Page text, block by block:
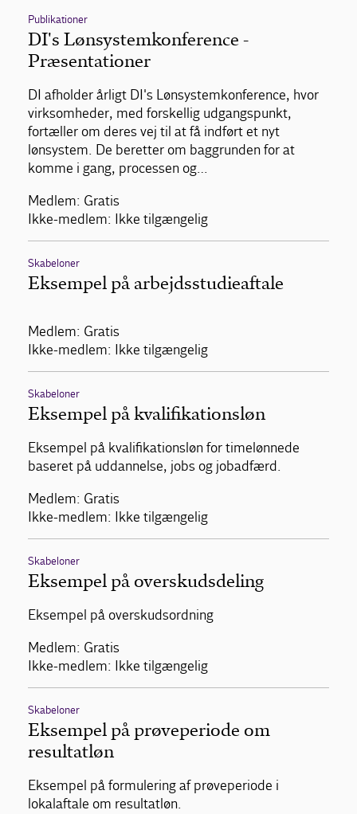
Publikationer
DI's Lønsystemkonference -
Præsentationer
DI afholder årligt DI's Lønsystemkonference, hvor
virksomheder, med forskellig udgangspunkt,
fortæller om deres vej til at få indført et nyt
lønsystem. De beretter om baggrunden for at
komme i gang, processen og…
Medlem: Gratis
Ikke-medlem: Ikke tilgængelig
Skabeloner
Eksempel på arbejdsstudieaftale
Medlem: Gratis
Ikke-medlem: Ikke tilgængelig
Skabeloner
Eksempel på kvalifikationsløn
Eksempel på kvalifikationsløn for timelønnede
baseret på uddannelse, jobs og jobadfærd.
Medlem: Gratis
Ikke-medlem: Ikke tilgængelig
Skabeloner
Eksempel på overskudsdeling
Eksempel på overskudsordning
Medlem: Gratis
Ikke-medlem: Ikke tilgængelig
Skabeloner
Eksempel på prøveperiode om
resultatløn
Eksempel på formulering af prøveperiode i
lokalaftale om resultatløn.